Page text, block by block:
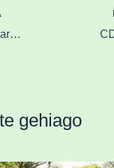
Euskalmetek laranjara igo du gaurko, larunbata, euriteengatik ezarritako abisua
gehiago